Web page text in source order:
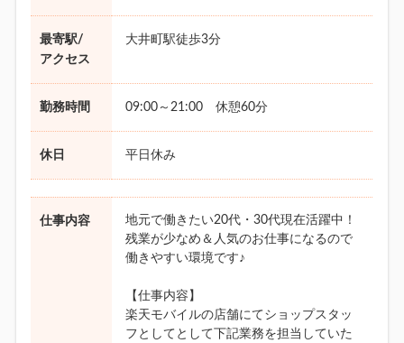
最寄駅/
アクセス
大井町駅徒歩3分
勤務時間 09:00～21:00 休憩60分
休日 平日休み
仕事内容
地元で働きたい20代・30代現在活躍中！
残業が少なめ＆人気のお仕事になるので
働きやすい環境です♪
【仕事内容】
楽天モバイルの店舗にてショップスタッ
フとしてとして下記業務を担当していた